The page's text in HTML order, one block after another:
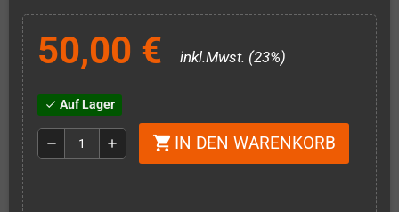
50,00 € inkl.Mwst. (23%)
check Auf Lager
remove add shopping_cart IN DEN WARENKORB